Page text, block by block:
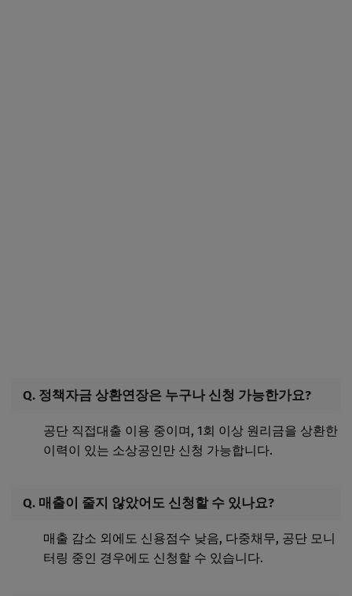
Q. 정책자금 상환연장은 누구나 신청 가능한가요?
공단 직접대출 이용 중이며, 1회 이상 원리금을 상환한
이력이 있는 소상공인만 신청 가능합니다.
Q. 매출이 줄지 않았어도 신청할 수 있나요?
매출 감소 외에도 신용점수 낮음, 다중채무, 공단 모니
터링 중인 경우에도 신청할 수 있습니다.